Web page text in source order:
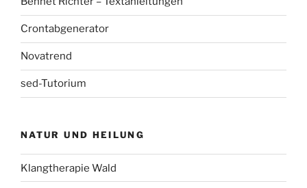
Crontabgenerator
Novatrend
sed-Tutorium
NATUR UND HEILUNG
Klangtherapie Wald